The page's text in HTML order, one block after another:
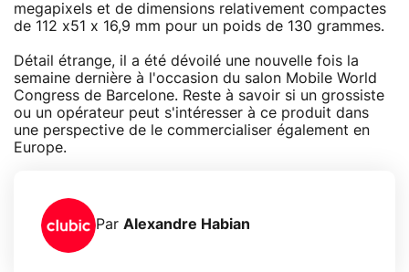
megapixels et de dimensions relativement compactes
de 112 x51 x 16,9 mm pour un poids de 130 grammes.
Détail étrange, il a été dévoilé une nouvelle fois la
semaine dernière à l'occasion du salon Mobile World
Congress de Barcelone. Reste à savoir si un grossiste
ou un opérateur peut s'intéresser à ce produit dans
une perspective de le commercialiser également en
Europe.
Par Alexandre Habian